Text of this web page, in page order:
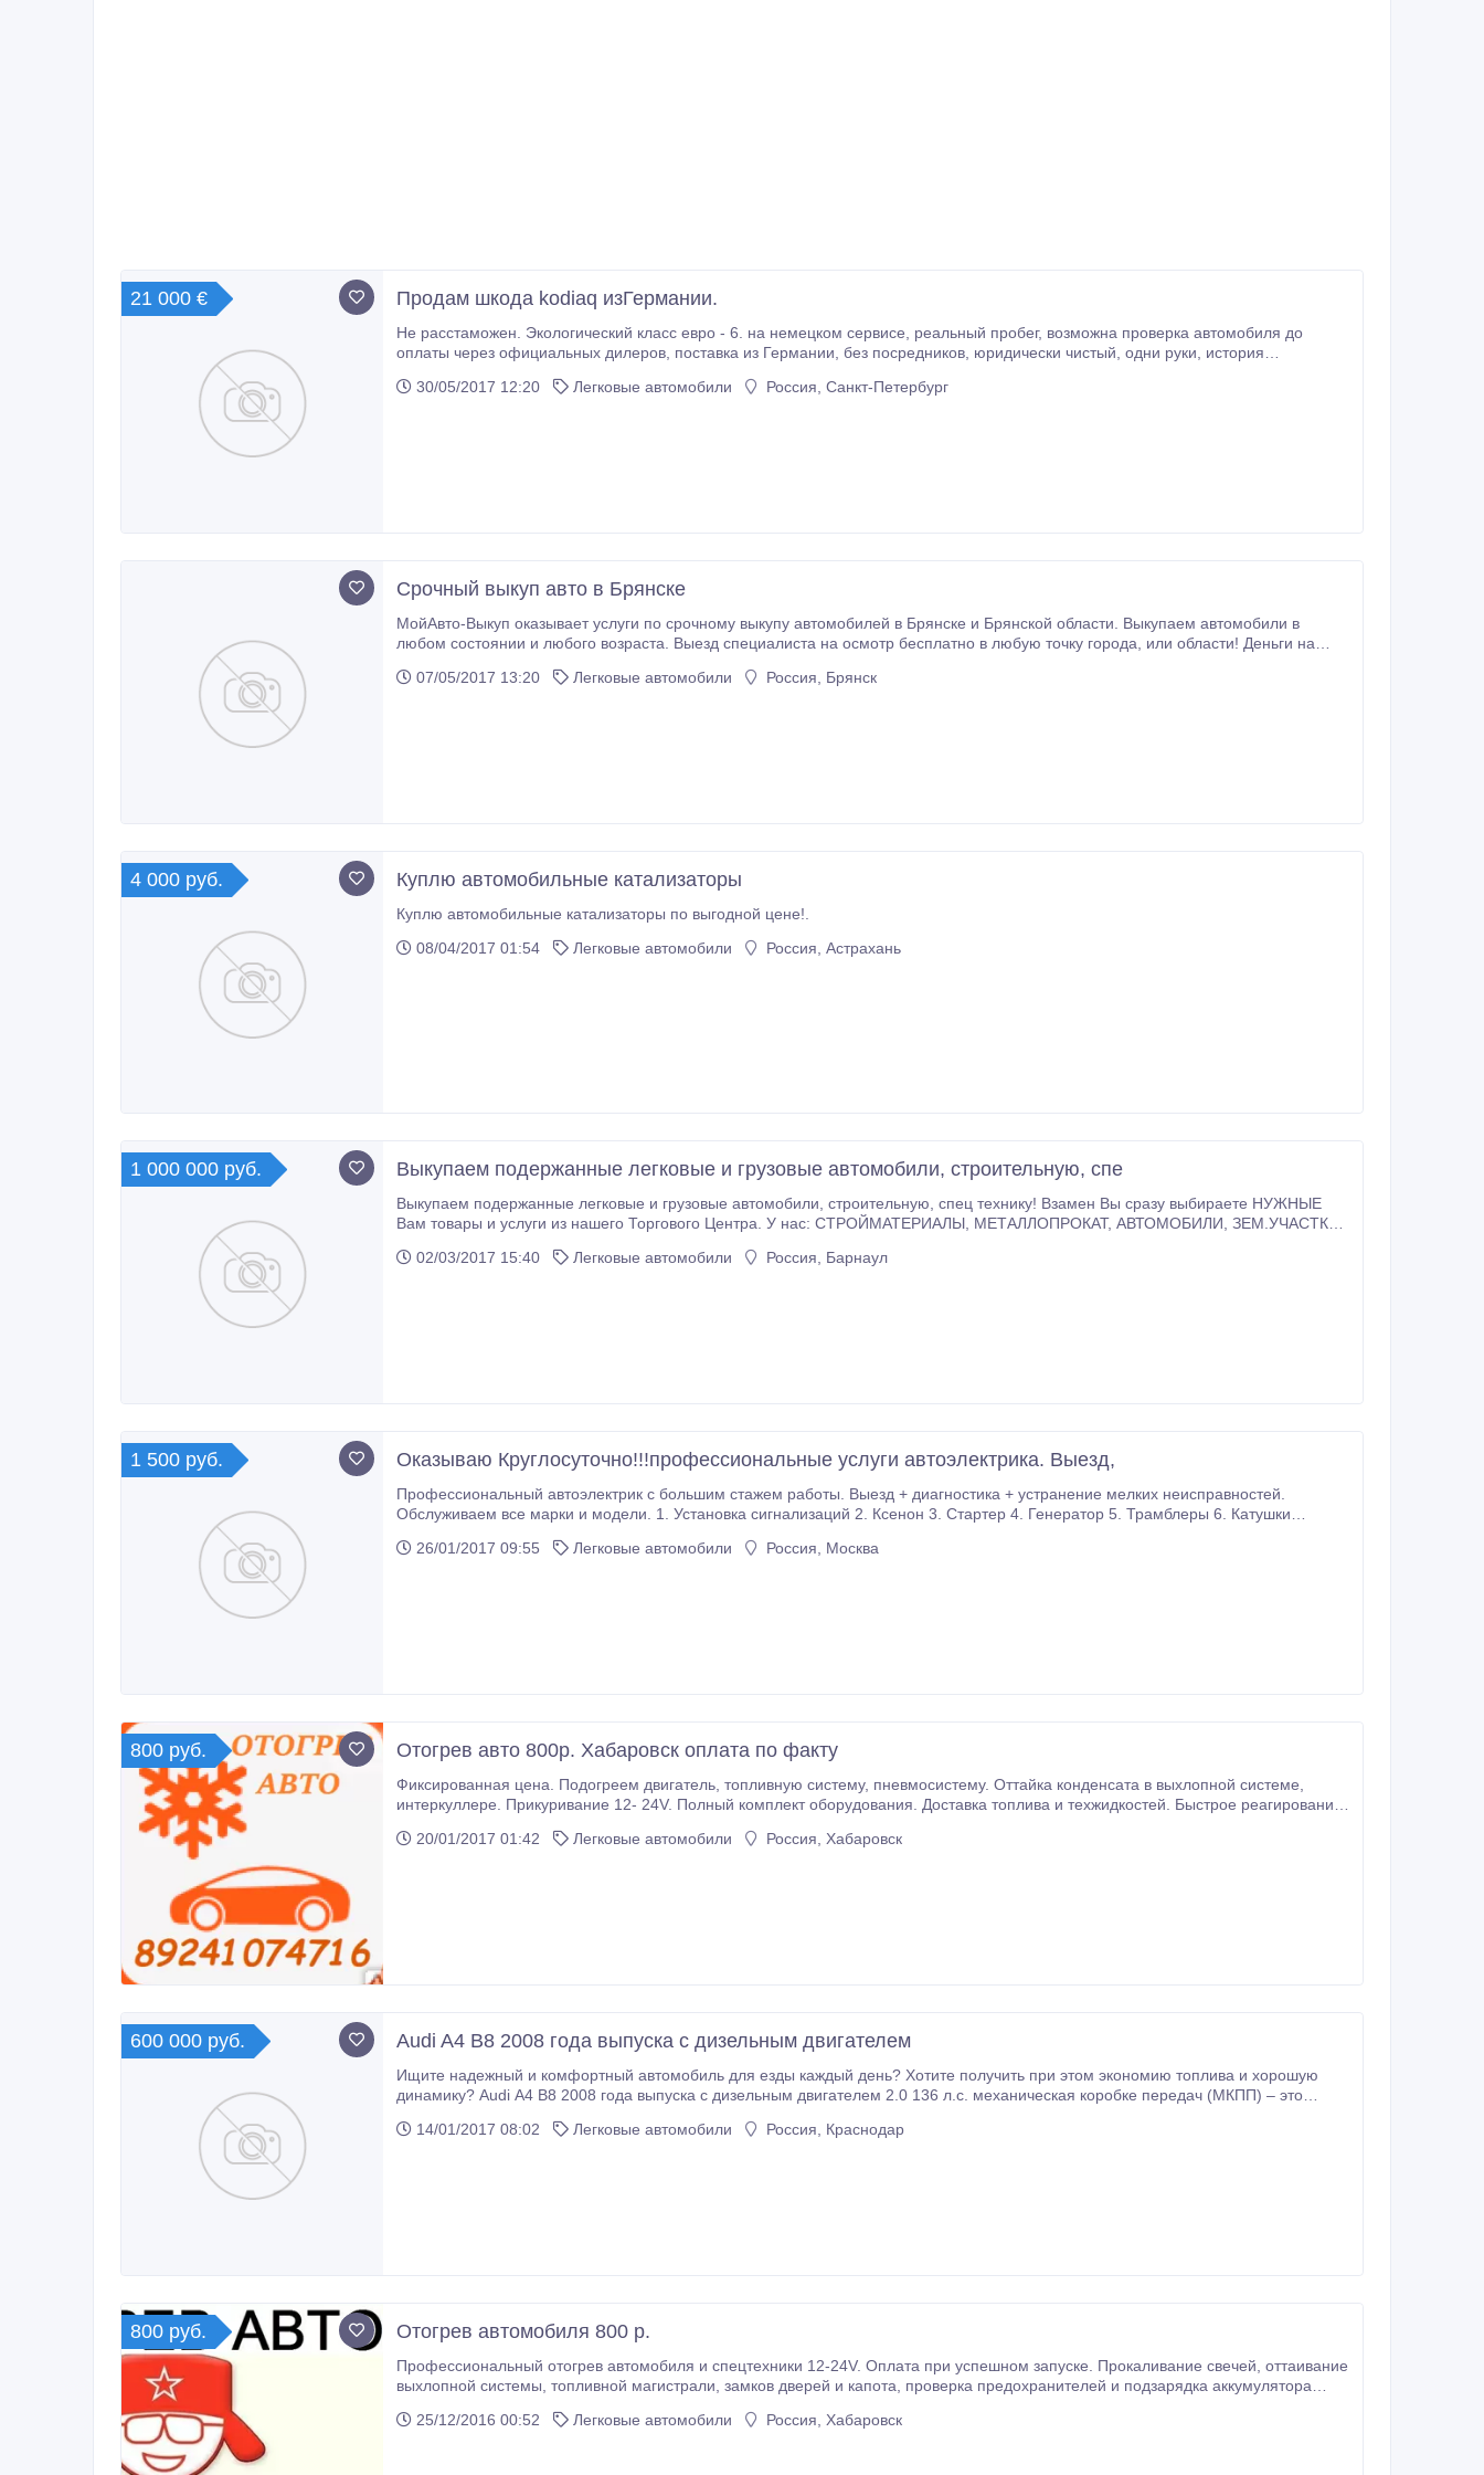
21 000 € Продам шкода kodiaq изГермании.
Не расстаможен. Экологический класс евро - 6. на немецком сервисе, реальный пробег, возможна проверка автомобиля до
оплаты через официальных дилеров, поставка из Германии, без посредников, юридически чистый, одни руки, история
30/05/2017 12:20
Легковые автомобили Россия, Санкт-Петербург
Срочный выкуп авто в Брянске
МойАвто-Выкуп оказывает услуги по срочному выкупу автомобилей в Брянске и Брянской области. Выкупаем автомобили в
любом состоянии и любого возраста. Выезд специалиста на осмотр бесплатно в любую точку города, или области! Деньги на
07/05/2017 13:20
Легковые автомобили Россия, Брянск
4 000 руб. Куплю автомобильные катализаторы
Куплю автомобильные катализаторы по выгодной цене!.
08/04/2017 01:54
Легковые автомобили Россия, Астрахань
1 000 000 руб. Выкупаем подержанные легковые и грузовые автомобили, строительную, спе
Выкупаем подержанные легковые и грузовые автомобили, строительную, спец технику! Взамен Вы сразу выбираете НУЖНЫЕ
Вам товары и услуги из нашего Торгового Центра. У нас: СТРОЙМАТЕРИАЛЫ, МЕТАЛЛОПРОКАТ, АВТОМОБИЛИ, ЗЕМ.УЧАСТКИ,
02/03/2017 15:40
Легковые автомобили Россия, Барнаул
1 500 руб. Оказываю Круглосуточно!!!профессиональные услуги автоэлектрика. Выезд,
Профессиональный автоэлектрик с большим стажем работы. Выезд + диагностика + устранение мелких неисправностей.
Обслуживаем все марки и модели. 1. Установка сигнализаций 2. Ксенон 3. Стартер 4. Генератор 5. Трамблеры 6. Катушки
26/01/2017 09:55
Легковые автомобили Россия, Москва
800 руб. Отогрев авто 800р. Хабаровск оплата по факту
Фиксированная цена. Подогреем двигатель, топливную систему, пневмосистему. Оттайка конденсата в выхлопной системе,
интеркуллере. Прикуривание 12- 24V. Полный комплект оборудования. Доставка топлива и техжидкостей. Быстрое реагирование.
20/01/2017 01:42
Легковые автомобили Россия, Хабаровск
600 000 руб. Audi A4 B8 2008 года выпуска с дизельным двигателем
Ищите надежный и комфортный автомобиль для езды каждый день? Хотите получить при этом экономию топлива и хорошую
динамику? Audi A4 B8 2008 года выпуска с дизельным двигателем 2.0 136 л.с. механическая коробке передач (МКПП) – это
и другие.
14/01/2017 08:02 Легковые автомобили Россия, Краснодар
800 руб. Отогрев автомобиля 800 р.
Профессиональный отогрев автомобиля и спецтехники 12-24V. Оплата при успешном запуске. Прокаливание свечей, оттаивание
выхлопной системы, топливной магистрали, замков дверей и капота, проверка предохранителей и подзарядка аккумулятора
25/12/2016 00:52
Легковые автомобили Россия, Хабаровск